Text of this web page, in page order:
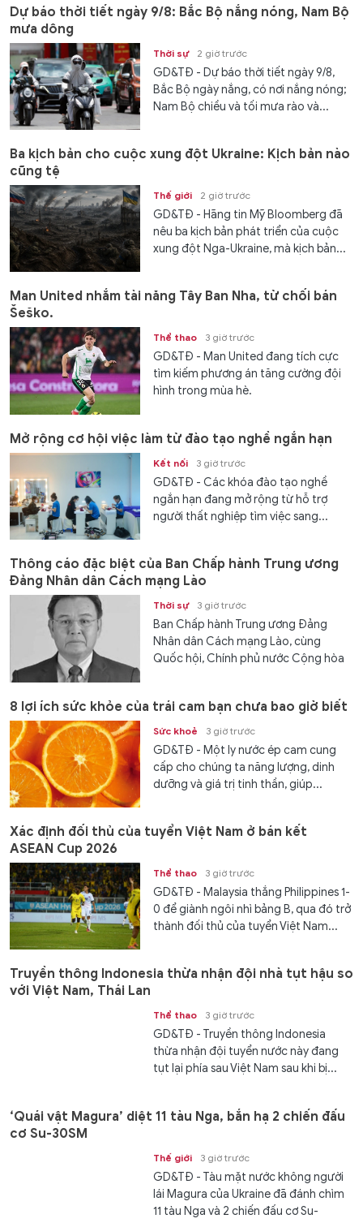
Dự báo thời tiết ngày 9/8: Bắc Bộ nắng nóng, Nam Bộ
mưa dông
Thời sự 2 giờ trước
GD&TĐ - Dự báo thời tiết ngày 9/8,
Bắc Bộ ngày nắng, có nơi nắng nóng;
Nam Bộ chiều và tối mưa rào và...
Ba kịch bản cho cuộc xung đột Ukraine: Kịch bản nào
cũng tệ
Thế giới 2 giờ trước
GD&TĐ - Hãng tin Mỹ Bloomberg đã
nêu ba kịch bản phát triển của cuộc
xung đột Nga-Ukraine, mà kịch bản...
Man United nhắm tài năng Tây Ban Nha, từ chối bán
Šeško.
Thể thao 3 giờ trước
GD&TĐ - Man United đang tích cực
tìm kiếm phương án tăng cường đội
hình trong mùa hè.
Mở rộng cơ hội việc làm từ đào tạo nghề ngắn hạn
Kết nối 3 giờ trước
GD&TĐ - Các khóa đào tạo nghề
ngắn hạn đang mở rộng từ hỗ trợ
người thất nghiệp tìm việc sang...
Thông cáo đặc biệt của Ban Chấp hành Trung ương
Đảng Nhân dân Cách mạng Lào
Thời sự 3 giờ trước
Ban Chấp hành Trung ương Đảng
Nhân dân Cách mạng Lào, cùng
Quốc hội, Chính phủ nước Cộng hòa
gia đình Phomvihane đã...
8 lợi ích sức khỏe của trái cam bạn chưa bao giờ biết
Sức khoẻ 3 giờ trước
GD&TĐ - Một ly nước ép cam cung
cấp cho chúng ta năng lượng, dinh
dưỡng và giá trị tinh thần, giúp...
Xác định đối thủ của tuyển Việt Nam ở bán kết
ASEAN Cup 2026
Thể thao 3 giờ trước
GD&TĐ - Malaysia thắng Philippines 1-
0 để giành ngôi nhì bảng B, qua đó trở
thành đối thủ của tuyển Việt Nam...
Truyền thông Indonesia thừa nhận đội nhà tụt hậu so
với Việt Nam, Thái Lan
Thể thao 3 giờ trước
GD&TĐ - Truyền thông Indonesia
thừa nhận đội tuyển nước này đang
tụt lại phía sau Việt Nam sau khi bị...
‘Quái vật Magura’ diệt 11 tàu Nga, bắn hạ 2 chiến đấu
cơ Su-30SM
Thế giới 3 giờ trước
GD&TĐ - Tàu mặt nước không người
lái Magura của Ukraine đã đánh chìm
11 tàu Nga và 2 chiến đấu cơ Su-